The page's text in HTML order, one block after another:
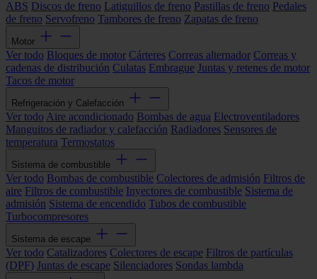
ABS Discos de freno Latiguillos de freno Pastillas de freno Pedales
de freno Servofreno Tambores de freno Zapatas de freno
Motor
Ver todo Bloques de motor Cárteres Correas alternador Correas y
cadenas de distribución Culatas Embrague Juntas y retenes de motor
Tacos de motor
Refrigeración y Calefacción
Ver todo Aire acondicionado Bombas de agua Electroventiladores
Manguitos de radiador y calefacción Radiadores Sensores de
temperatura Termostatos
Sistema de combustible
Ver todo Bombas de combustible Colectores de admisión Filtros de
aire Filtros de combustible Inyectores de combustible Sistema de
admisión Sistema de encendido Tubos de combustible
Turbocompresores
Sistema de escape
Ver todo Catalizadores Colectores de escape Filtros de partículas
(DPF) Juntas de escape Silenciadores Sondas lambda